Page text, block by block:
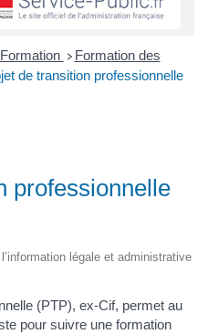
> Formation des
de transition professionnelle
professionnelle
légale et administrative
(PTP), ex-Cif, permet au
pour suivre une formation